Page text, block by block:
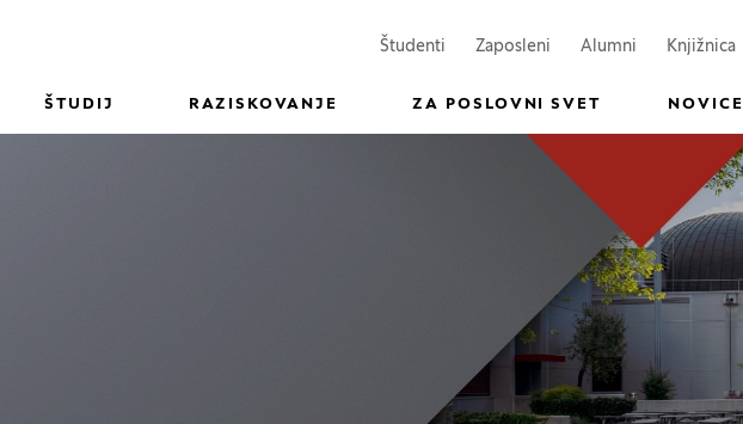
Študenti (Odpre se v novem oknu)
Zaposleni (Odpre se v novem oknu)
Alumni Knjižnica
ŠTUDIJ RAZISKOVANJE ZA POSLOVNI SVET NOVICE